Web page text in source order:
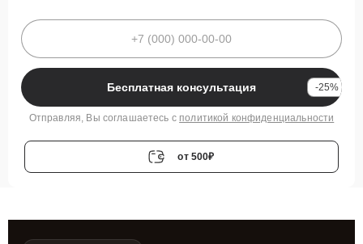
Бесплатная консультация -25%
Отправляя, Вы соглашаетесь с политикой конфиденциальности
от 500₽